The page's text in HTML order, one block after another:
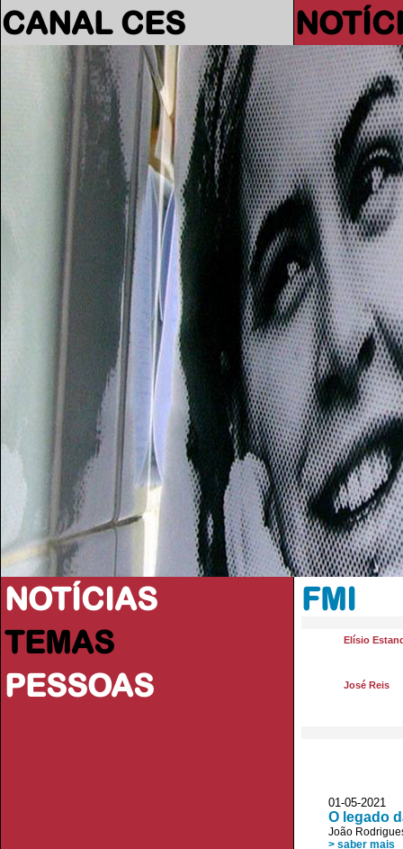
CANAL CES
NOTÍCIAS
TEMAS
PESSOAS
FMI
Elísio
José Reis
01-05-
O legado
João
> saber mais